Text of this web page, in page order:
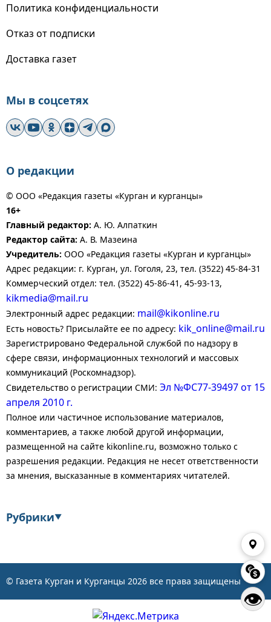
👁
Политика конфиденциальности
Отказ от подписки
Доставка газет
Мы в соцсетях
О редакции
© ООО «Редакция газеты «Курган и курганцы»
16+
Главный редактор: А. Ю. Алпаткин
Редактор сайта: А. В. Мазеина
Учредитель: ООО «Редакция газеты «Курган и курганцы»
Адрес редакции: г. Курган, ул. Гоголя, 23, тел. (3522) 45-84-31
Коммерческий отдел: тел. (3522) 45-86-41, 45-93-13,
kikmedia@mail.ru
Электронный адрес редакции: mail@kikonline.ru
Есть новость? Присылайте ее по адресу: kik_online@mail.ru
Зарегистрировано Федеральной службой по надзору в
сфере связи, информационных технологий и массовых
коммуникаций (Роскомнадзор).
Свидетельство о регистрации СМИ: Эл №ФС77-39497 от 15
апреля 2010 г.
Полное или частичное использование материалов,
комментариев, а также любой другой информации,
размещенной на сайте kikonline.ru, возможно только с
разрешения редакции. Редакция не несет ответственности
за мнения, высказанные в комментариях читателей.
Рубрики▼
События
© Газета Курган и Курганцы 2026 все права защищены